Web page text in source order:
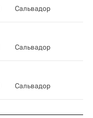
Сальвадор
Сальвадор
Сальвадор